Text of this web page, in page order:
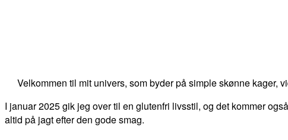
Velkommen til mit univers, som byder på simple skønne
I januar 2025 gik jeg over til en glutenfri livsstil, og det kommer
altid på jagt efter den gode smag.